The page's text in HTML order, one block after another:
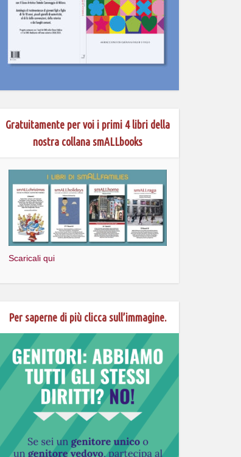
Gratuitamente per voi i primi 4 libri della
nostra collana smALLbooks
Scaricali qui
Per saperne di più clicca sull’immagine.